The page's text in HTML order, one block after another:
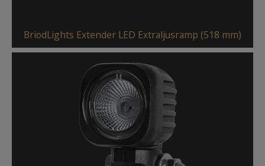
BriodLights Extender LED Extraljusramp (518 mm)